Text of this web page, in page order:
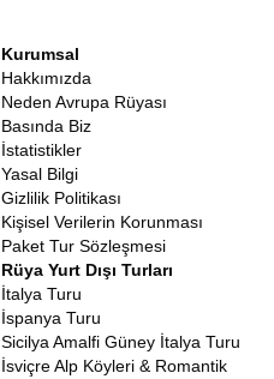
Kurumsal
Hakkımızda
Neden Avrupa Rüyası
Basında Biz
İstatistikler
Yasal Bilgi
Gizlilik Politikası
Kişisel Verilerin Korunması
Paket Tur Sözleşmesi
Rüya Yurt Dışı Turları
İtalya Turu
İspanya Turu
Sicilya Amalfi Güney İtalya Turu
İsviçre Alp Köyleri & Romantik